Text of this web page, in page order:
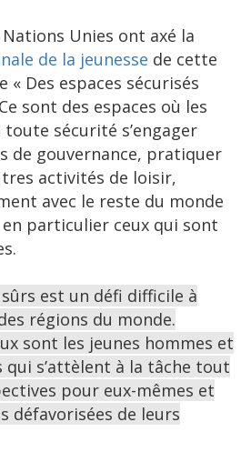
Unies ont axé la
de la jeunesse de cette
« Des espaces sécurisés
sont des espaces où les
sécurité s’engager
de gouvernance, pratiquer
activités de loisir,
avec le reste du monde
particulier ceux qui sont
est un défi difficile à
régions du monde.
sont les jeunes hommes et
qui s’attèlent à la tâche tout
pour eux-mêmes et
défavorisées de leurs